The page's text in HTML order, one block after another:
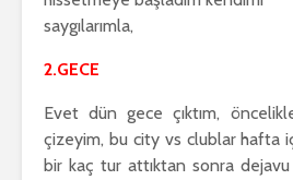
saygılarımla,
2.GECE
Evet dün gece çıktım,
çizeyim, bu city vs clublar hafta
bir kaç tur attıktan sonra